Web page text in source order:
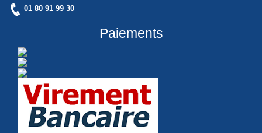
01 80 91 99 30
Paiements